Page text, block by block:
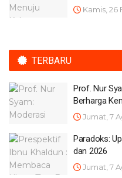
Kamis, 26
TERBARU
Prof. Nur
Berharga
Jumat, 7
Paradoks:
dan 2026
Jumat, 7